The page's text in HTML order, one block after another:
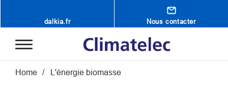
dalkia.fr Nous contacter
Fil d'Ariane
Home L'énergie biomasse